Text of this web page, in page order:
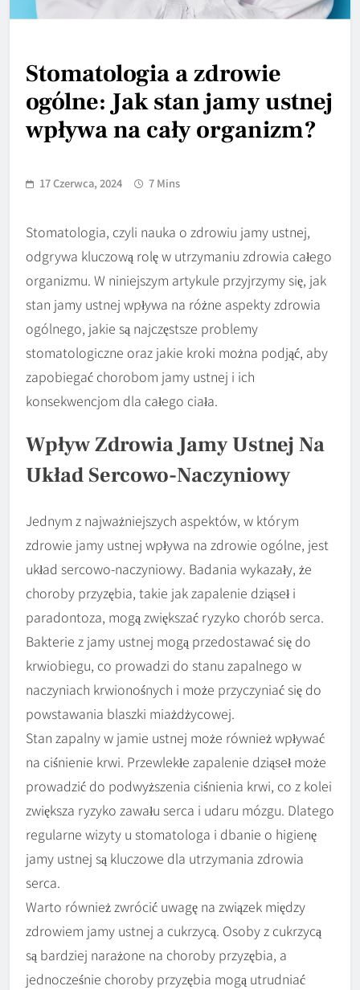
Stomatologia a zdrowie
ogólne: Jak stan jamy ustnej
wpływa na cały organizm?
17 Czerwca, 2024 7 Mins
Stomatologia, czyli nauka o zdrowiu jamy ustnej,
odgrywa kluczową rolę w utrzymaniu zdrowia całego
organizmu. W niniejszym artykule przyjrzymy się, jak
stan jamy ustnej wpływa na różne aspekty zdrowia
ogólnego, jakie są najczęstsze problemy
stomatologiczne oraz jakie kroki można podjąć, aby
zapobiegać chorobom jamy ustnej i ich
konsekwencjom dla całego ciała.
Wpływ Zdrowia Jamy Ustnej Na
Układ Sercowo-Naczyniowy
Jednym z najważniejszych aspektów, w którym
zdrowie jamy ustnej wpływa na zdrowie ogólne, jest
układ sercowo-naczyniowy. Badania wykazały, że
choroby przyzębia, takie jak zapalenie dziąseł i
paradontoza, mogą zwiększać ryzyko chorób serca.
Bakterie z jamy ustnej mogą przedostawać się do
krwiobiegu, co prowadzi do stanu zapalnego w
naczyniach krwionośnych i może przyczyniać się do
powstawania blaszki miażdżycowej.
Stan zapalny w jamie ustnej może również wpływać
na ciśnienie krwi. Przewlekłe zapalenie dziąseł może
prowadzić do podwyższenia ciśnienia krwi, co z kolei
zwiększa ryzyko zawału serca i udaru mózgu. Dlatego
regularne wizyty u stomatologa i dbanie o higienę
jamy ustnej są kluczowe dla utrzymania zdrowia
serca.
Warto również zwrócić uwagę na związek między
zdrowiem jamy ustnej a cukrzycą. Osoby z cukrzycą
są bardziej narażone na choroby przyzębia, a
jednocześnie choroby przyzębia mogą utrudniać